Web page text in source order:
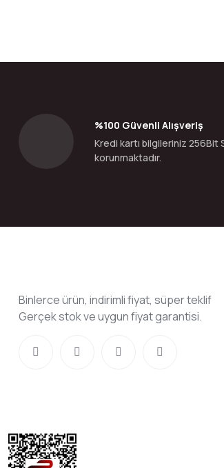
Ürün fiyatı diğer sitelerden daha pahalı.
Bu ürüne benzer farklı alternatifler olmalı.
%100 Güvenli Alışveriş
Kredi kartı bilgileriniz 256Bit
korunmaktadır.
Binlerce ürün, indirimli fiyat, süper teklif
Gerçek stok ve uygun fiyat garantisi.